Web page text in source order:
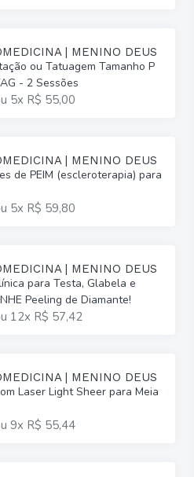
| MENINO DEUS
ou Tatuagem Tamanho P
- 2 Sessões
5x R$ 55,00
| MENINO DEUS
de PEIM (escleroterapia) para
5x R$ 59,80
| MENINO DEUS
para Testa, Glabela e
Peeling de Diamante!
12x R$ 57,42
| MENINO DEUS
Laser Light Sheer para Meia
9x R$ 55,44